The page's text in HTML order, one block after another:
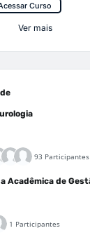
Curso
Ver mais
93 Participantes
1 Participantes